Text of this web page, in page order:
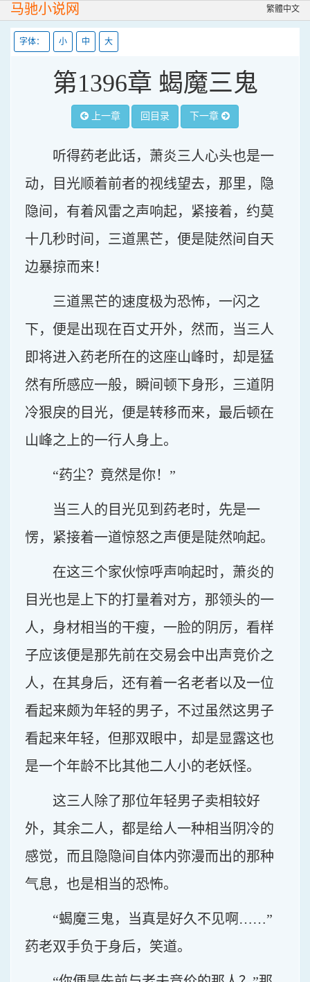
马驰小说网 繁體中文
字体： 小 中 大
第1396章 蝎魔三鬼
上一章 回目录 下一章
听得药老此话，萧炎三人心头也是一
动，目光顺着前者的视线望去，那里，隐
隐间，有着风雷之声响起，紧接着，约莫
十几秒时间，三道黑芒，便是陡然间自天
边暴掠而来！
三道黑芒的速度极为恐怖，一闪之
下，便是出现在百丈开外，然而，当三人
即将进入药老所在的这座山峰时，却是猛
然有所感应一般，瞬间顿下身形，三道阴
冷狠戾的目光，便是转移而来，最后顿在
山峰之上的一行人身上。
“药尘？竟然是你！”
当三人的目光见到药老时，先是一
愣，紧接着一道惊怒之声便是陡然响起。
在这三个家伙惊呼声响起时，萧炎的
目光也是上下的打量着对方，那领头的一
人，身材相当的干瘦，一脸的阴厉，看样
子应该便是那先前在交易会中出声竞价之
人，在其身后，还有着一名老者以及一位
看起来颇为年轻的男子，不过虽然这男子
看起来年轻，但那双眼中，却是显露这也
是一个年龄不比其他二人小的老妖怪。
这三人除了那位年轻男子卖相较好
外，其余二人，都是给人一种相当阴冷的
感觉，而且隐隐间自体内弥漫而出的那种
气息，也是相当的恐怖。
“蝎魔三鬼，当真是好久不见啊……”
药老双手负于身后，笑道。